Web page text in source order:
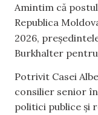
Amintim că
Republica
2026,
Burkhalter
Potrivit Casei
consilier senior
politici publice și